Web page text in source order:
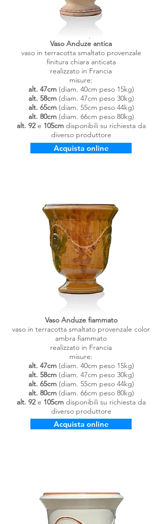
Vaso Anduze antica
vaso in terracotta smaltato provenzale
finitura chiara anticata
realizzato in Francia
misure:
alt. 47cm(diam. 40cm peso 15kg)
alt. 58cm(diam. 47cm peso 30kg)
alt. 65cm(diam. 55cm peso 44kg)
alt. 80cm(diam. 66cm peso 80kg)
alt. 92e 105cmdisponibili su richiesta da
diverso produttore
Acquista online
Vaso Anduze fiammato
vaso in terracotta smaltato provenzale color
ambra fiammato
realizzato in Francia
misure:
alt. 47cm(diam. 40cm peso 15kg)
alt. 58cm(diam. 47cm peso 30kg)
alt. 65cm(diam. 55cm peso 44kg)
alt. 80cm(diam. 66cm peso 80kg)
alt. 92e 105cmdisponibili su richiesta da
diverso produttore
Acquista online